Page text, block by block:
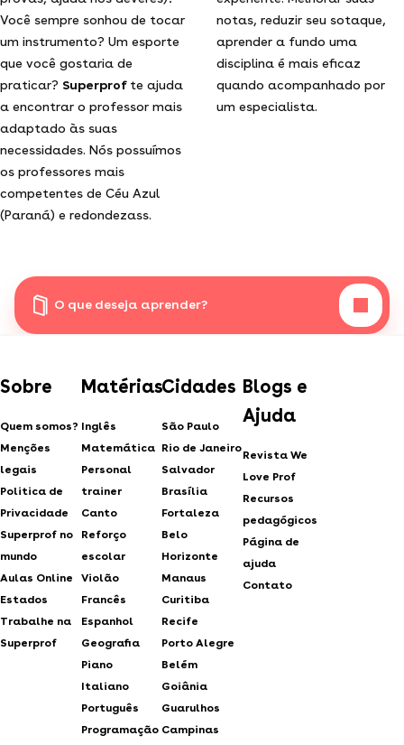
Você sempre sonhou de tocar
um instrumento? Um esporte
que você gostaria de
praticar? Superprof te ajuda
a encontrar o professor mais
adaptado às suas
necessidades. Nós possuímos
os professores mais
competentes de Céu Azul
(Paraná) e redondezass.
notas, reduzir seu sotaque,
aprender a fundo uma
disciplina é mais eficaz
quando acompanhado por
um especialista.
O que deseja aprender?
Sobre
Quem somos?
Menções
legais
Politica de
Privacidade
Superprof no
mundo
Aulas Online
Estados
Trabalhe na
Superprof
Matérias
Inglês
Matemática
Personal
trainer
Canto
Reforço
escolar
Violão
Francês
Espanhol
Geografia
Piano
Italiano
Português
Programação
Cidades
São Paulo
Rio de Janeiro
Salvador
Brasília
Fortaleza
Belo
Horizonte
Manaus
Curitiba
Recife
Porto Alegre
Belém
Goiânia
Guarulhos
Campinas
Blogs e
Ajuda
Revista We
Love Prof
Recursos
pedagógicos
Página de
ajuda
Contato